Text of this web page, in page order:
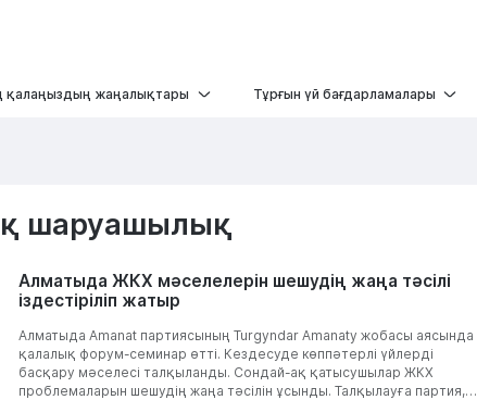
қалаңыздың жаңалықтары Тұрғын үй бағдарламалары
шаруашылық
Алматыда ЖКХ мәселелерін шешудің жаңа тәсілі
іздестіріліп жатыр
Алматыда Amanat партиясының Turgyndar Amanaty жобасы аясында
қалалық форум-семинар өтті. Кездесуде көппәтерлі үйлерді
басқару мәселесі талқыланды. Сондай-ақ қатысушылар ЖКХ
проблемаларын шешудің жаңа тәсілін ұсынды. Талқылауға партия,